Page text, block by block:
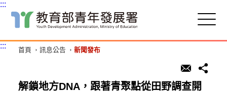
主
要
塊
:::
::: 首頁 訊息公告 新聞發布
解鎖地方DNA，跟著青聚點從田野調查開